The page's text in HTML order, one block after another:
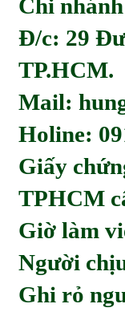
Chi
Đ/c: 29
TP.HCM.
Mail:
Holine:
Giấy
TPHCM
Giờ làm
Người
Ghi rỏ